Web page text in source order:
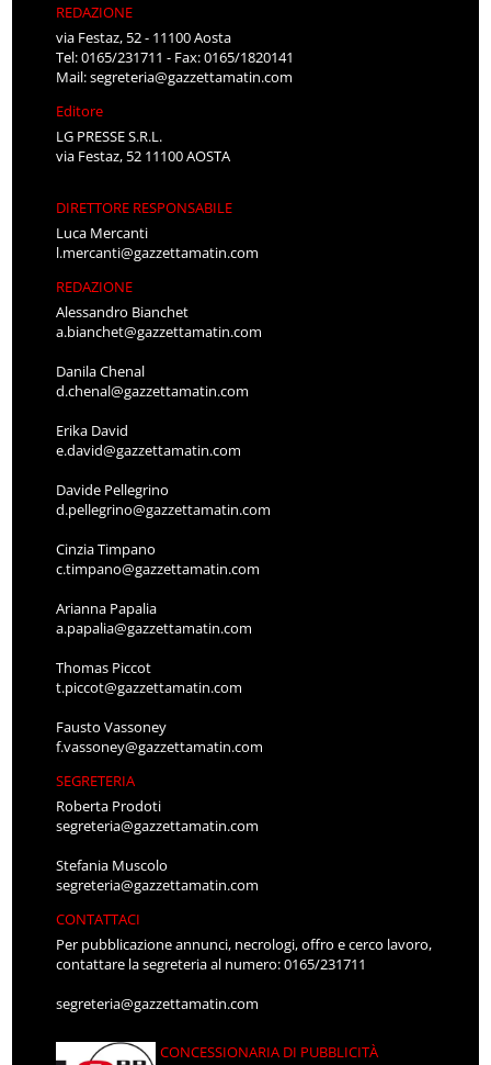
REDAZIONE
via Festaz, 52 - 11100 Aosta
Tel: 0165/231711 - Fax: 0165/1820141
Mail:segreteria@gazzettamatin.com
Editore
LG PRESSE S.R.L.
via Festaz, 52 11100 AOSTA
DIRETTORE RESPONSABILE
Luca Mercanti
l.mercanti@gazzettamatin.com
REDAZIONE
Alessandro Bianchet
a.bianchet@gazzettamatin.com
Danila Chenal
d.chenal@gazzettamatin.com
Erika David
e.david@gazzettamatin.com
Davide Pellegrino
d.pellegrino@gazzettamatin.com
Cinzia Timpano
c.timpano@gazzettamatin.com
Arianna Papalia
a.papalia@gazzettamatin.com
Thomas Piccot
t.piccot@gazzettamatin.com
Fausto Vassoney
f.vassoney@gazzettamatin.com
SEGRETERIA
Roberta Prodoti
segreteria@gazzettamatin.com
Stefania Muscolo
segreteria@gazzettamatin.com
CONTATTACI
Per pubblicazione annunci, necrologi, offro e cerco lavoro,
contattare la segreteria al numero: 0165/231711
segreteria@gazzettamatin.com
CONCESSIONARIA DI PUBBLICITÀ